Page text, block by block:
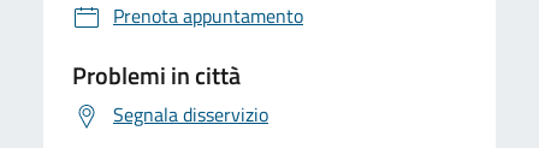
Prenota appuntamento
Problemi in città
Segnala disservizio